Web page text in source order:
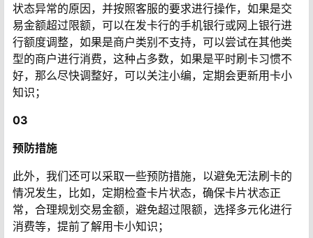
状态异常的原因，并按照客服的要求进行操作，如果是交
易金额超过限额，可以在发卡行的手机银行或网上银行进
行额度调整，如果是商户类别不支持，可以尝试在其他类
型的商户进行消费，这种占多数，如果是平时刷卡习惯不
好，那么尽快调整好，可以关注小编，定期会更新用卡小
知识；
03
预防措施
此外，我们还可以采取一些预防措施，以避免无法刷卡的
情况发生，比如，定期检查卡片状态，确保卡片状态正
常，合理规划交易金额，避免超过限额，选择多元化进行
消费等，提前了解用卡小知识；